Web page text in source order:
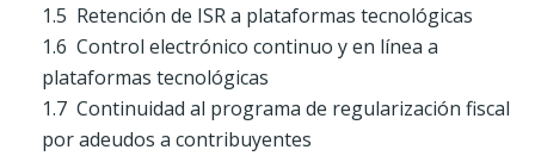
1.5 Retención de ISR a plataformas tecnológicas
1.6 Control electrónico continuo y en línea a
plataformas tecnológicas
1.7 Continuidad al programa de regularización fiscal
por adeudos a contribuyentes